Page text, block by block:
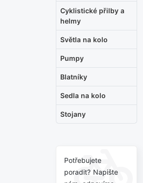
Cyklistické přilby a
helmy
Světla na kolo
Pumpy
Blatníky
Sedla na kolo
Stojany
Potřebujete
poradit? Napište